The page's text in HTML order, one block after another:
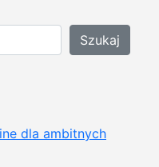
Szukaj
dla ambitnych